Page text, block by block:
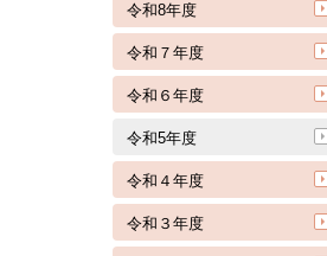
令和8年度
令和７年度
令和６年度
令和5年度
令和４年度
令和３年度